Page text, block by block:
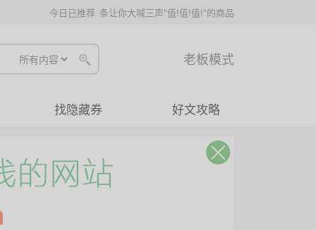
今日已推荐 条让你大喊三声"值!值!值!"的商品
老板模式
找隐藏券 好文攻略